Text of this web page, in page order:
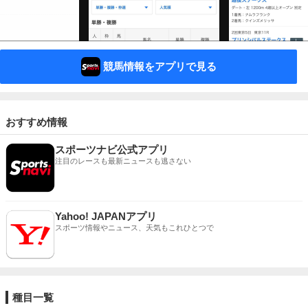
競馬情報をアプリで見る
おすすめ情報
スポーツナビ公式アプリ
注目のレースも最新ニュースも逃さない
Yahoo! JAPANアプリ
スポーツ情報やニュース、天気もこれひとつで
種目一覧